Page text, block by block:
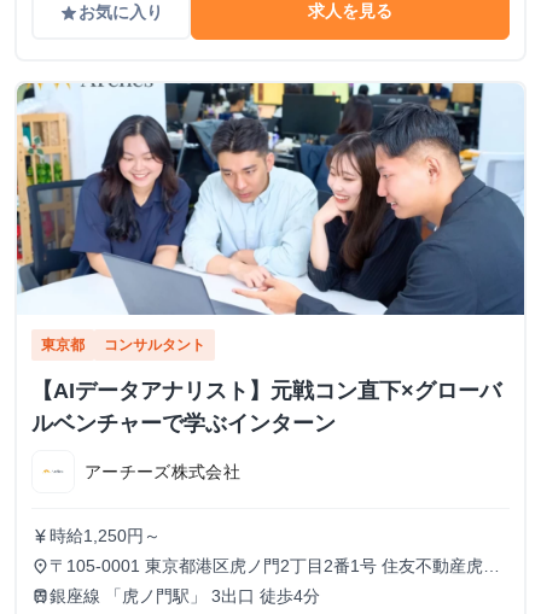
gradeお気に入り 求人を見る
東京都 コンサルタント
【AIデータアナリスト】元戦コン直下×グローバ
ルベンチャーで学ぶインターン
アーチーズ株式会社
currency_yen 時給1,250円～
place 〒105-0001 東京都港区虎ノ門2丁目2番1号 住友不動産虎ノ
門タワー 16階
train銀座線 「虎ノ門駅」 3出口 徒歩4分